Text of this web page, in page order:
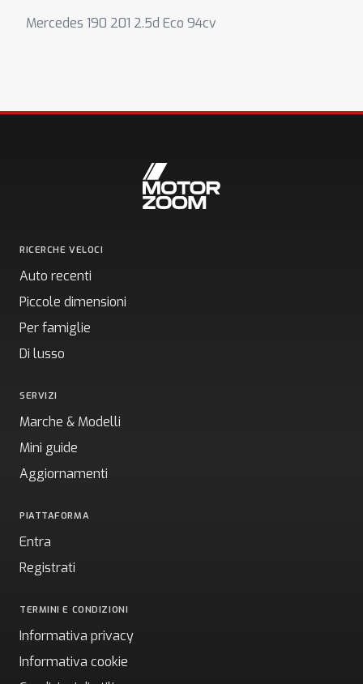
Mercedes 190 201 2.5d Eco 94cv
RICERCHE VELOCI
Auto recenti
Piccole dimensioni
Per famiglie
Di lusso
SERVIZI
Marche & Modelli
Mini guide
Aggiornamenti
PIATTAFORMA
Entra
Registrati
TERMINI E CONDIZIONI
Informativa privacy
Informativa cookie